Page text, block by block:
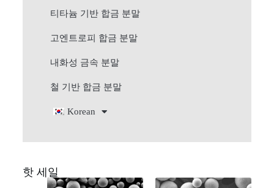
티타늄 기반 합금 분말
고엔트로피 합금 분말
내화성 금속 분말
철 기반 합금 분말
Korean
핫 세일